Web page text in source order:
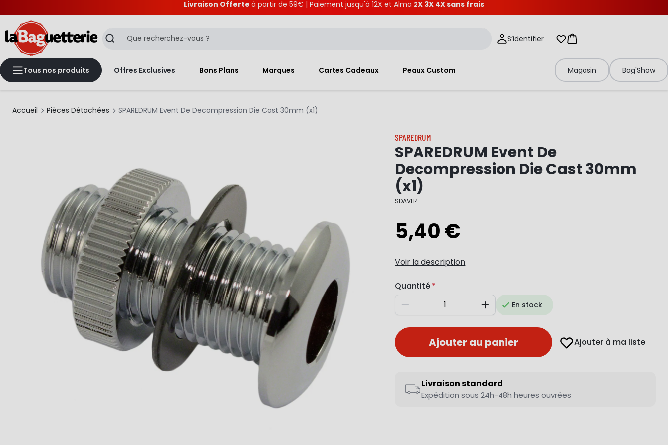
Livraison Offerte à partir de 59€ | Paiement jusqu'à 12X et Alma 2X 3X 4X sans frais
Recherche S’identifier Mes listes d'envies
Panier
Tous nos produits Offres Exclusives Bons Plans Marques Cartes Cadeaux Peaux Custom Magasin Bag'Show
Accueil Pièces Détachées SPAREDRUM Event De Decompression Die Cast 30mm (x1)
SPAREDRUM
SPAREDRUM Event De
Decompression Die Cast 30mm
(x1)
SDAVH4
5,40 €
Voir la description
Quantité
Diminuer AugmenterEn stock
Ajouter au panier Ajouter à ma liste
Livraison standard
Expédition sous 24h-48h heures ouvrées